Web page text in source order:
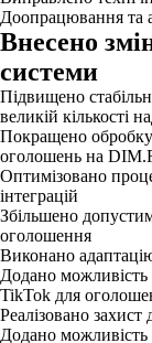
Доопрацювання та
Внесено
системи
Підвищено
великій кількості
Покращено обробку
оголошень на
Оптимізовано
інтеграцій
Збільшено
оголошення
Виконано
Додано можливість
TikTok для
Реалізовано
Додано